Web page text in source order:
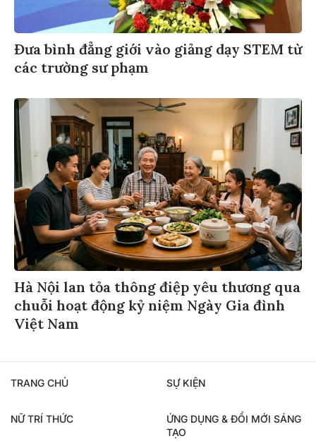
Đưa bình đẳng giới vào giảng dạy STEM từ
các trường sư phạm
Hà Nội lan tỏa thông điệp yêu thương qua
chuỗi hoạt động kỷ niệm Ngày Gia đình
Việt Nam
TRANG CHỦ SỰ KIỆN
NỮ TRÍ THỨC
ỨNG DỤNG & ĐỔI MỚI SÁNG
TẠO